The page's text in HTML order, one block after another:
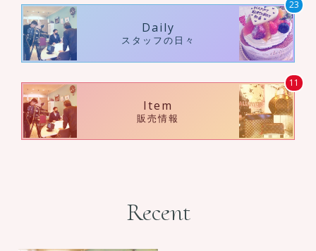
Daily
スタッフの日々
23
Item
販売情報
11
Recent